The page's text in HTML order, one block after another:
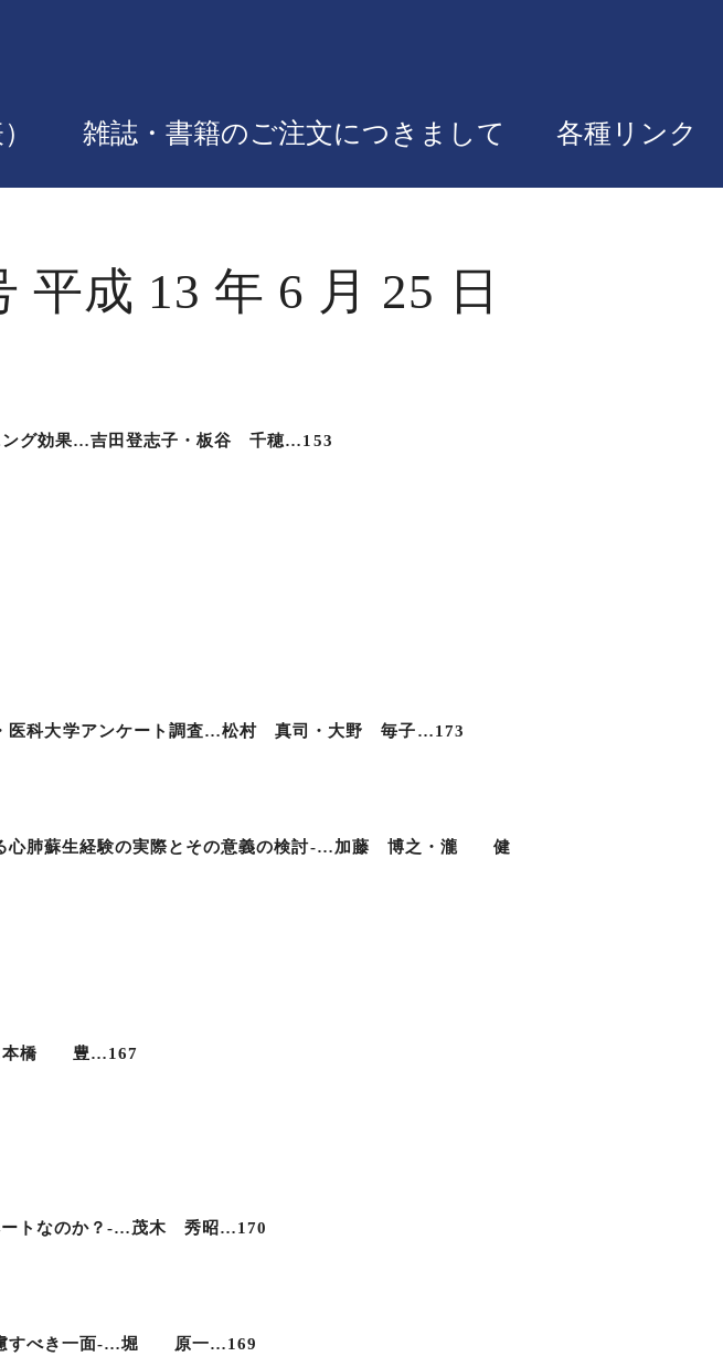
雑誌・書籍のご注文につきまして 各種リンク
平成 13 年 6 月 25 日
ング効果…吉田登志子・板谷 千穂…153
医科大学アンケート調査…松村 真司・大野 毎子…173
る心肺蘇生経験の実際とその意義の検討-…加藤 博之・瀧 健
…本橋 豊…167
ートなのか？-…茂木 秀昭…170
慮すべき一面-…堀 原一…169